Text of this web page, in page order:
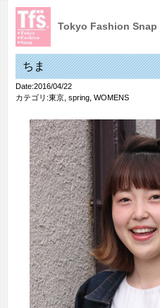
Tokyo Fashion Snap
ちま
Date:2016/04/22
カテゴリ:東京, spring, WOMENS